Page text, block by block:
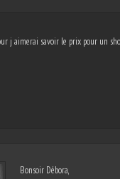
j aimerai savoir le prix pour un
Bonsoir Débora,